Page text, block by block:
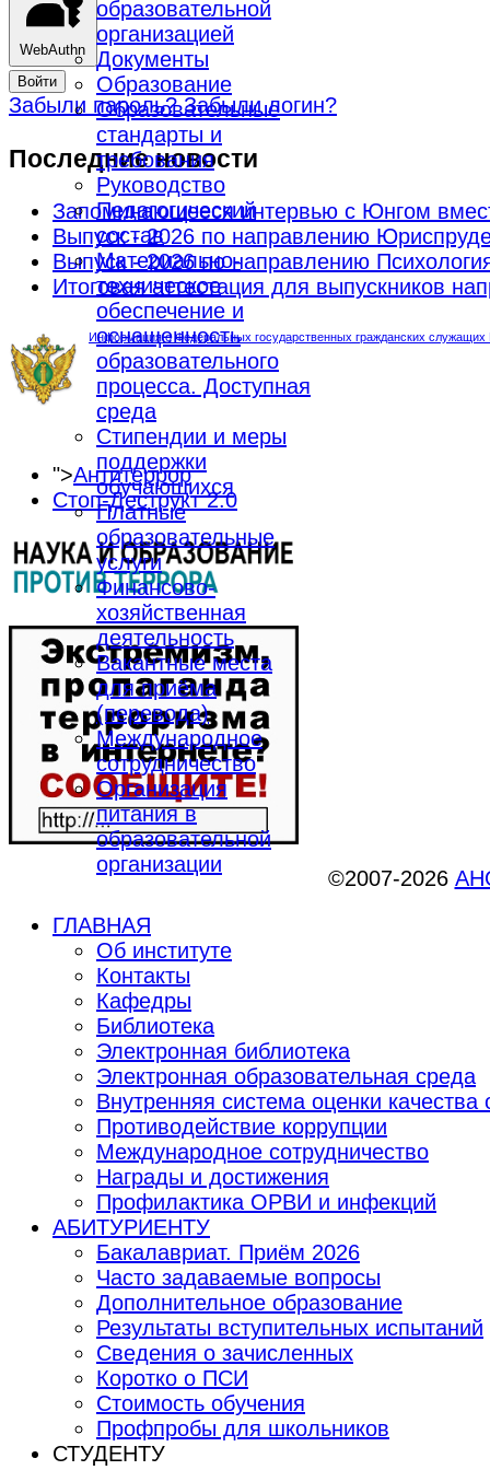
образовательной
организацией
Документы
Образование
Образовательные
стандарты и
требования
Руководство
Педагогический
состав
Материально-
техническое
обеспечение и
оснащенность
образовательного
процесса. Доступная
среда
Стипендии и меры
поддержки
обучающихся
Платные
образовательные
услуги
Финансово-
хозяйственная
деятельность
Вакантные места
для приёма
(перевода)
Международное
сотрудничество
Организация
питания в
образовательной
организации
WebAuthn
Войти
Забыли пароль?Забыли логин?
Последние новости
Запоминающееся интервью с Юнгом
Выпуск - 2026 по направлению
Выпуск - 2026 по направлению
Итоговая аттестация для выпускников
Информация о Федеральных государственных гражданских
">Антитеррор
Стоп-Деструкт 2.0
©2007-2026
ГЛАВНАЯ
Об институте
Контакты
Кафедры
Библиотека
Электронная библиотека
Электронная образовательная среда
Внутренняя система оценки качества
Противодействие коррупции
Международное сотрудничество
Награды и достижения
Профилактика ОРВИ и инфекций
АБИТУРИЕНТУ
Бакалавриат. Приём 2026
Часто задаваемые вопросы
Дополнительное образование
Результаты вступительных испытаний
Сведения о зачисленных
Коротко о ПСИ
Стоимость обучения
Профпробы для школьников
СТУДЕНТУ